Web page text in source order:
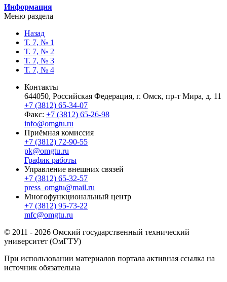
Информация
Меню раздела
Назад
Т. 7, № 1
Т. 7, № 2
Т. 7, № 3
Т. 7, № 4
Контакты
644050, Российская Федерация, г. Омск, пр-т Мира, д. 11
+7 (3812) 65-34-07
Факс: +7 (3812) 65-26-98
info@omgtu.ru
Приёмная комиссия
+7 (3812) 72-90-55
pk@omgtu.ru
График работы
Управление внешних связей
+7 (3812) 65-32-57
press_omgtu@mail.ru
Многофункциональный центр
+7 (3812) 95-73-22
mfc@omgtu.ru
© 2011 - 2026 Омский государственный технический
университет (ОмГТУ)
При использовании материалов портала активная ссылка на
источник обязательна